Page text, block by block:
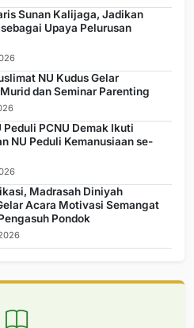
Sunan Kalijaga, Jadikan
Upaya Pelurusan
NU Kudus Gelar
dan Seminar Parenting
Peduli PCNU Demak Ikuti
NU Peduli Kemanusiaan se-
Madrasah Diniyah
Acara Motivasi Semangat
Pondok